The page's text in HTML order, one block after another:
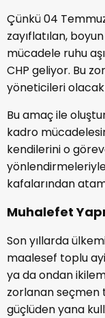
Çünkü 04
zayıflatılan,
mücadele ruhu
CHP geliyor. Bu
yöneticileri
Bu amaç ile
kadro
kendilerini o
kafalarından
Muhalefet
Son yıllarda
maalesef toplu
ya da ondan
zorlanan seçmen
güçlüden yana